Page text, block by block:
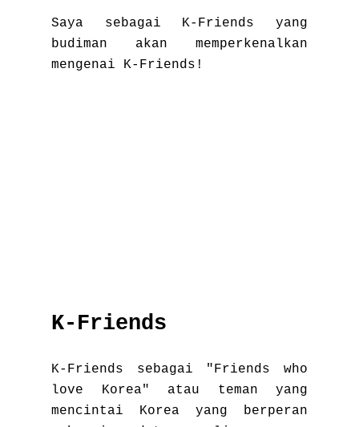
Saya sebagai K-Friends yang
budiman akan memperkenalkan
mengenai K-Friends!
K-Friends
K-Friends sebagai "Friends who
love Korea" atau teman yang
mencintai Korea yang berperan